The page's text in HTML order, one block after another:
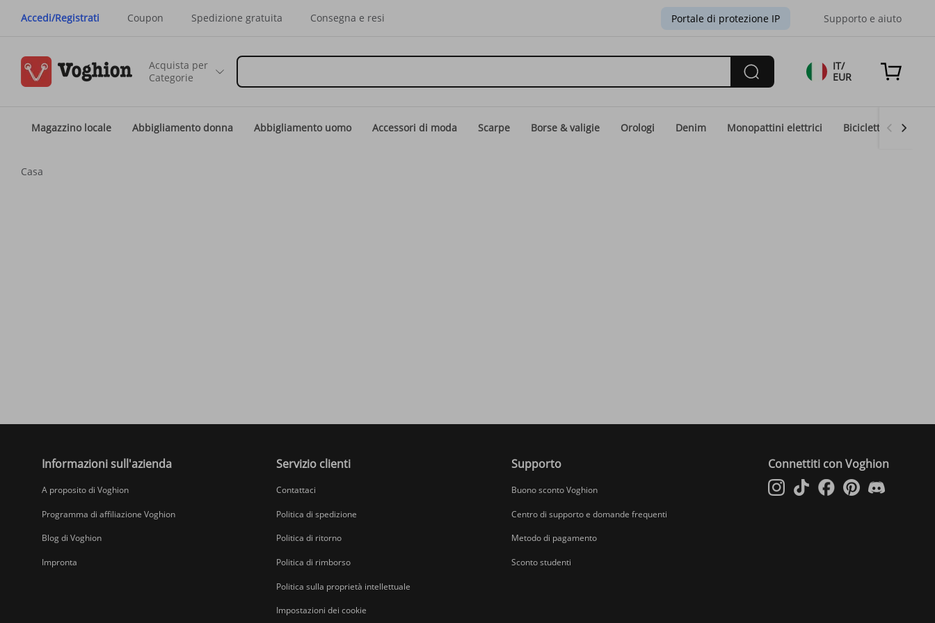
Accedi/Registrati Coupon Spedizione gratuita Consegna e resi Portale di protezione IP Supporto e aiuto
Acquista per
Categorie
IT/
EUR
Magazzino locale Abbigliamento donna Abbigliamento uomo Accessori di moda Scarpe Borse & valigie Orologi Denim Monopattini elettrici Biciclette elettriche
Casa
Informazioni sull'azienda
A proposito di Voghion
Programma di affiliazione Voghion
Blog di Voghion
Impronta
Servizio clienti
Contattaci
Politica di spedizione
Politica di ritorno
Politica di rimborso
Politica sulla proprietà intellettuale
Impostazioni dei cookie
Supporto
Buono sconto Voghion
Centro di supporto e domande frequenti
Metodo di pagamento
Sconto studenti
Connettiti con Voghion